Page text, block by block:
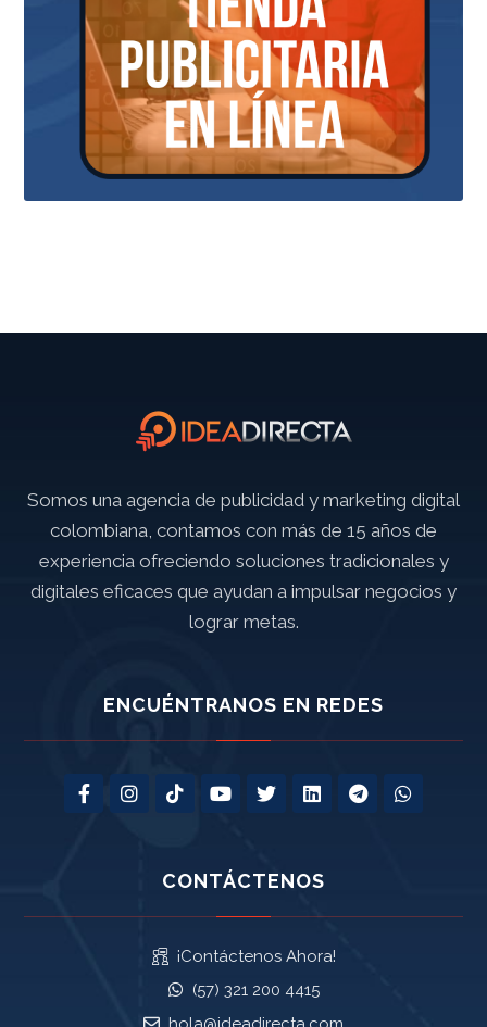
Somos una agencia de publicidad y marketing digital
colombiana, contamos con más de 15 años de
experiencia ofreciendo soluciones tradicionales y
digitales eficaces que ayudan a impulsar negocios y
lograr metas.
ENCUÉNTRANOS EN REDES
CONTÁCTENOS
¡Contáctenos Ahora!
(57) 321 200 4415